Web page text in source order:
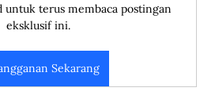
untuk terus membaca postingan
eksklusif ini.
Sekarang